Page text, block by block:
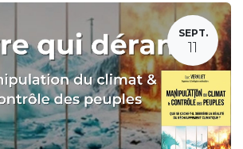
SEPT.
11